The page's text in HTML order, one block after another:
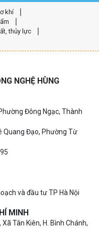
khí
thủy lực
NGHỆ HÙNG
Đông Ngạc, Thành
Quang Đạo, Phường Từ
và đầu tư TP Hà Nội
MINH
Tân Kiên, H. Bình Chánh,